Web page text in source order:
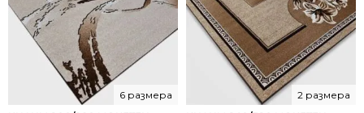
6 размера 2 размера